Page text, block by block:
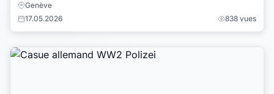
Genève
17.05.2026
838 vues